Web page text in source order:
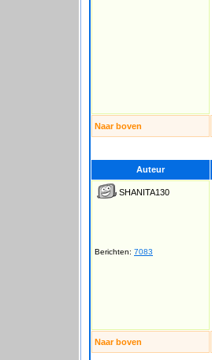
Naar boven
Auteur
SHANITA130
Berichten: 7083
Naar boven